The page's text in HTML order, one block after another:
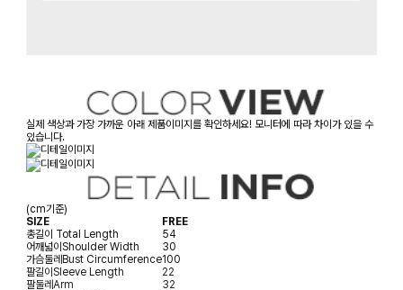
실제 색상과 가장 가까운 아래 제품이미지를 확인하세요! 모니터에 따라 차이가 있을 수
있습니다.
(cm기준)
SIZE
FREE
총길이 Total Length
54
어깨넓이 Shoulder Width
30
가슴둘레 Bust Circumference100
팔길이 Sleeve Length
22
팔둘레 Arm
32